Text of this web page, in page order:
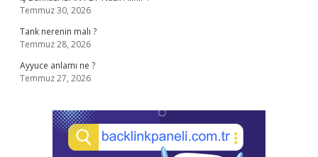
Temmuz 30, 2026
Tank nerenin malı ?
Temmuz 28, 2026
Ayyuce anlamı ne ?
Temmuz 27, 2026